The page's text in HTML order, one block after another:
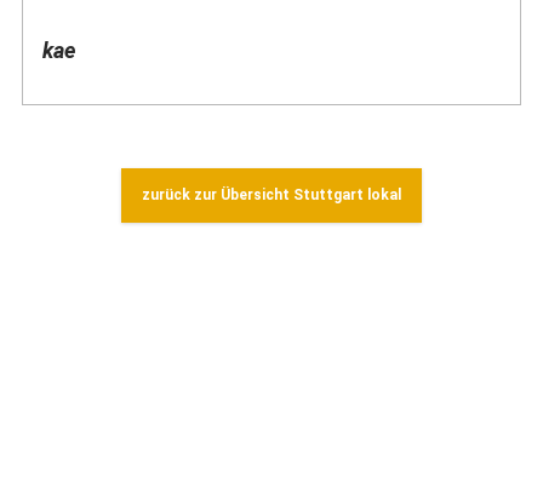
kae
zurück zur Übersicht Stuttgart lokal